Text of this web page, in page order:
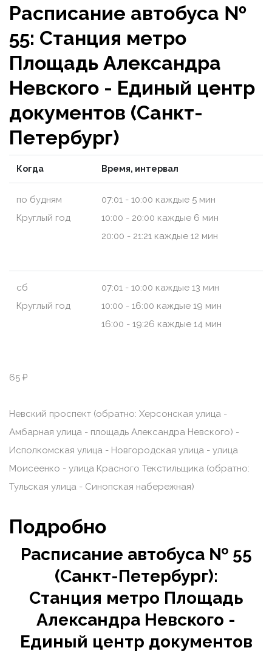
Расписание автобуса №
55: Станция метро
Площадь Александра
Невского - Единый центр
документов (Санкт-
Петербург)
Когда Время, интервал
по будням
Круглый год
07:01 - 10:00 каждые 5 мин
10:00 - 20:00 каждые 6 мин
20:00 - 21:21 каждые 12 мин
сб
Круглый год
07:01 - 10:00 каждые 13 мин
10:00 - 16:00 каждые 19 мин
16:00 - 19:26 каждые 14 мин
65 ₽
Невский проспект (обратно: Херсонская улица -
Амбарная улица - площадь Александра Невского) -
Исполкомская улица - Новгородская улица - улица
Моисеенко - улица Красного Текстильщика (обратно:
Тульская улица - Синопская набережная)
Подробно
Расписание автобуса № 55
(Санкт-Петербург):
Станция метро Площадь
Александра Невского -
Единый центр документов